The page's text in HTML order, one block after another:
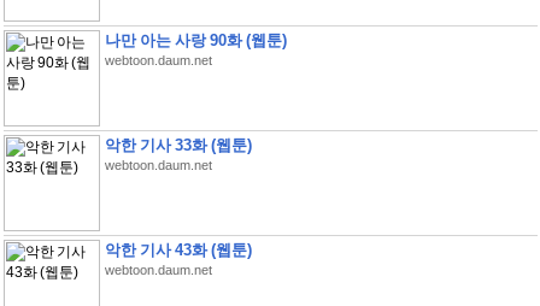
나만 아는 사랑 90화 (웹툰)
webtoon.daum.net
악한 기사 33화 (웹툰)
webtoon.daum.net
악한 기사 43화 (웹툰)
webtoon.daum.net